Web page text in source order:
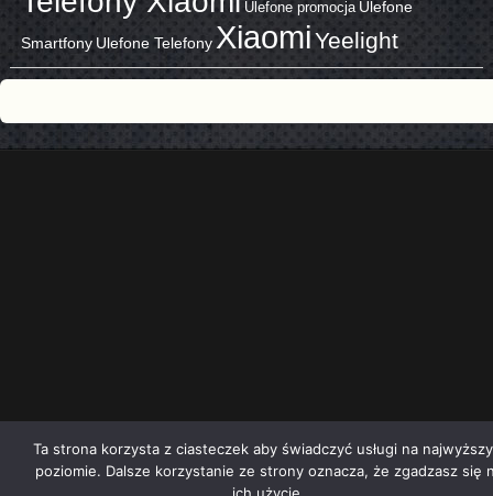
Ulefone promocja Ulefone
Smartfony Ulefone Telefony XiaomiYeelight
Ta strona korzysta z ciasteczek aby świadczyć usługi na
poziomie. Dalsze korzystanie ze strony oznacza, że zgadzasz się